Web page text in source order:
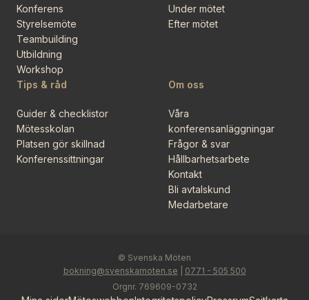
Konferens
Styrelsemöte
Teambuilding
Utbildning
Workshop
Under mötet
Efter mötet
Tips & råd
Guider & checklistor
Mötesskolan
Platsen gör skillnad
Konferenssittningar
Om oss
Våra
konferensanläggningar
Frågor & svar
Hållbarhetsarbete
Kontakt
Bli avtalskund
Medarbetare
© Svenska Möten
bokning@svenskamoten.se
0771 - 505 500
Orgnr. 769609-0732